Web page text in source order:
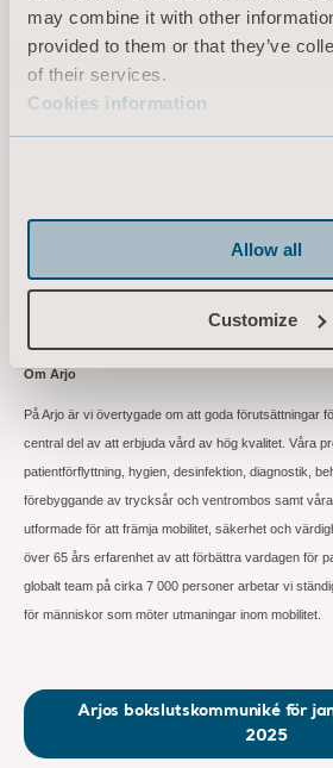
may combine it with other
provided to them or that they’ve
of their services.
Cookies information
Allow all
Customize
Denna information är sådan information som Arjo AB
Om Arjo
På Arjo är vi övertygade om att goda förutsättningar
central del av att erbjuda vård av hög kvalitet. Våra
patientförflyttning, hygien, desinfektion, diagnostik,
förebyggande av trycksår och ventrombos samt
utformade för att främja mobilitet, säkerhet och
över 65 års erfarenhet av att förbättra vardagen för
globalt team på cirka 7 000 personer arbetar vi
för människor som möter utmaningar inom mobilitet.
Arjos bokslutskommuniké för
2025